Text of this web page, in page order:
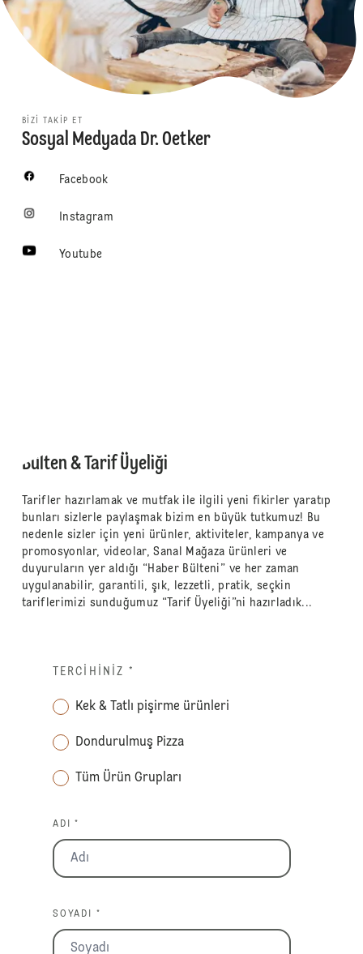
BIZI TAKIP ET
Sosyal Medyada Dr. Oetker
Facebook
Instagram
Youtube
Bülten & Tarif Üyeliği
Tarifler hazırlamak ve mutfak ile ilgili yeni fikirler yaratıp
bunları sizlerle paylaşmak bizim en büyük tutkumuz! Bu
nedenle sizler için yeni ürünler, aktiviteler, kampanya ve
promosyonlar, videolar, Sanal Mağaza ürünleri ve
duyuruların yer aldığı “Haber Bülteni” ve her zaman
uygulanabilir, garantili, şık, lezzetli, pratik, seçkin
tariflerimizi sunduğumuz “Tarif Üyeliği”ni hazırladık...
TERCIHINIZ *
Kek & Tatlı pişirme ürünleri
Dondurulmuş Pizza
Tüm Ürün Grupları
ADI *
SOYADI *